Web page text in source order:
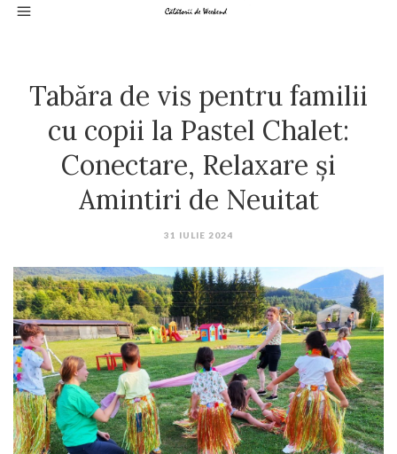
Tabăra de vis pentru familii
cu copii la Pastel Chalet:
Conectare, Relaxare și
Amintiri de Neuitat
31 IULIE 2024